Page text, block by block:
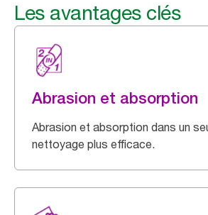
Les avantages clés
Abrasion et absorption
Abrasion et absorption dans un
nettoyage plus efficace.